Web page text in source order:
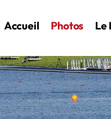
Accueil Photos Le